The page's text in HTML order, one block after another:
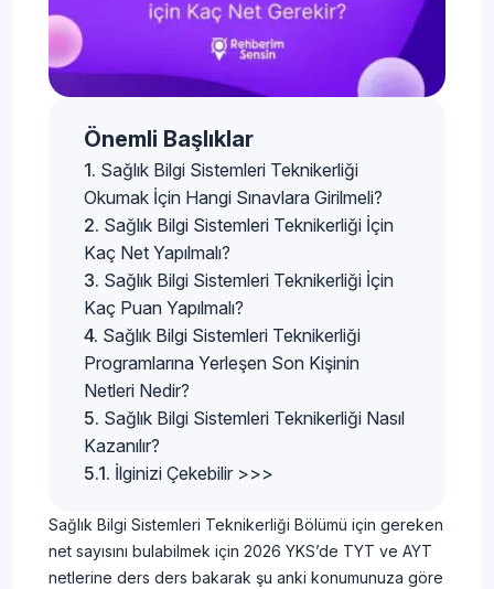
Önemli Başlıklar
Sağlık Bilgi Sistemleri Teknikerliği
Okumak İçin Hangi Sınavlara Girilmeli?
Sağlık Bilgi Sistemleri Teknikerliği İçin
Kaç Net Yapılmalı?
Sağlık Bilgi Sistemleri Teknikerliği İçin
Kaç Puan Yapılmalı?
Sağlık Bilgi Sistemleri Teknikerliği
Programlarına Yerleşen Son Kişinin
Netleri Nedir?
Sağlık Bilgi Sistemleri Teknikerliği Nasıl
Kazanılır?
İlginizi Çekebilir >>>
Sağlık Bilgi Sistemleri Teknikerliği Bölümü için gereken
net sayısını bulabilmek için 2026 YKS’de TYT ve AYT
netlerine ders ders bakarak şu anki konumunuza göre